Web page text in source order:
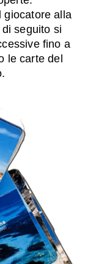
giocatore alla
seguito si
fino a
le carte del